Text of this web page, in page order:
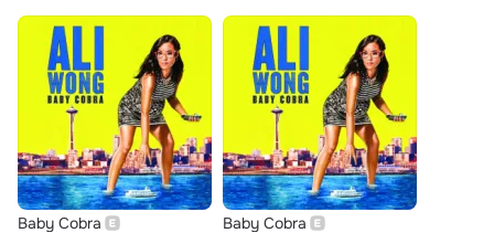
Baby Cobra Baby Cobra